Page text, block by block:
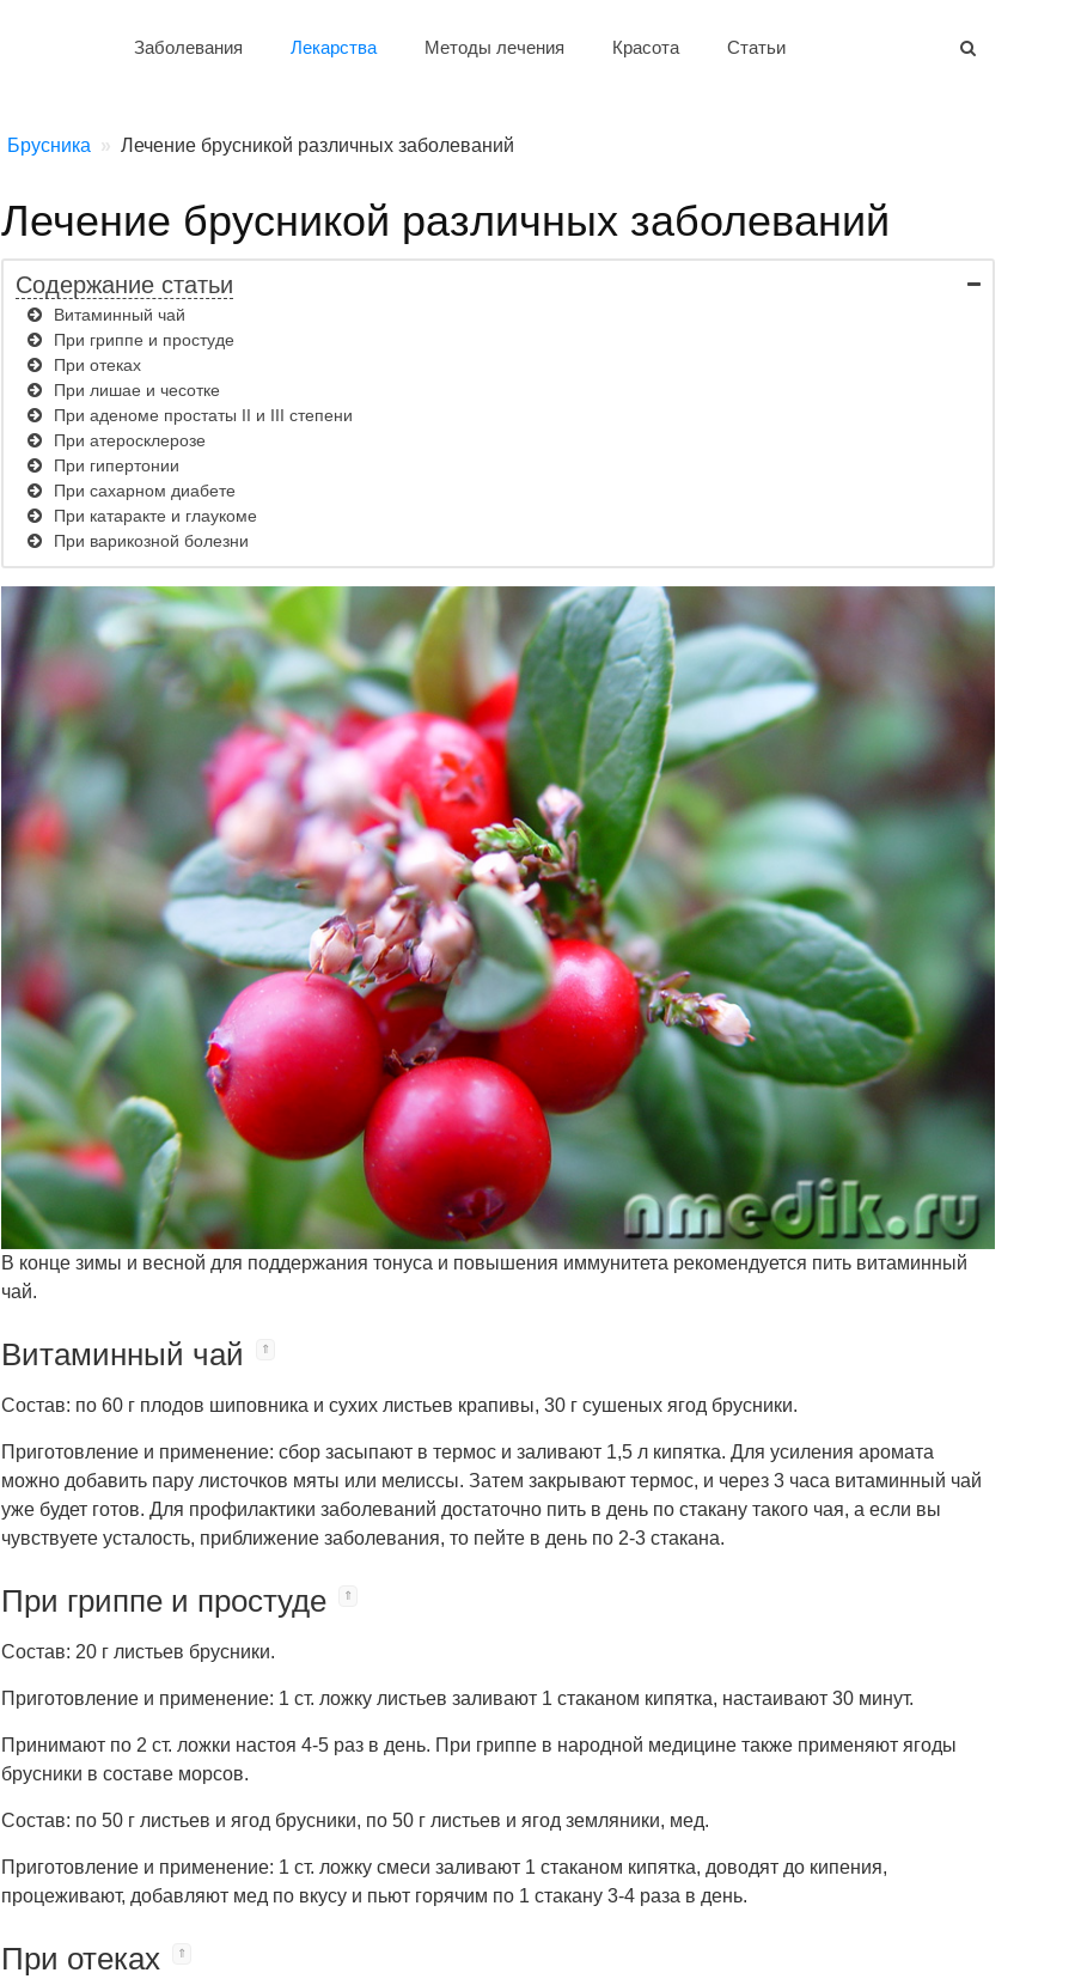
Заболевания Лекарства Методы лечения Красота Статьи
Брусника Лечение брусникой различных заболеваний
Лечение брусникой различных заболеваний
Содержание статьи
Витаминный чай
При гриппе и простуде
При отеках
При лишае и чесотке
При аденоме простаты II и III степени
При атеросклерозе
При гипертонии
При сахарном диабете
При катаракте и глаукоме
При варикозной болезни
В конце зимы и весной для поддержания тонуса и повышения иммунитета рекомендуется пить витаминный
чай.
Витаминный чай
Состав: по 60 г плодов шиповника и сухих листьев крапивы, 30 г сушеных ягод брусники.
Приготовление и применение: сбор засыпают в термос и заливают 1,5 л кипятка. Для усиления аромата
можно добавить пару листочков мяты или мелиссы. Затем закрывают термос, и через 3 часа витаминный чай
уже будет готов. Для профилактики заболеваний достаточно пить в день по стакану такого чая, а если вы
чувствуете усталость, приближение заболевания, то пейте в день по 2-3 стакана.
При гриппе и простуде
Состав: 20 г листьев брусники.
Приготовление и применение: 1 ст. ложку листьев заливают 1 стаканом кипятка, настаивают 30 минут.
Принимают по 2 ст. ложки настоя 4-5 раз в день. При гриппе в народной медицине также применяют ягоды
брусники в составе морсов.
Состав: по 50 г листьев и ягод брусники, по 50 г листьев и ягод земляники, мед.
Приготовление и применение: 1 ст. ложку смеси заливают 1 стаканом кипятка, доводят до кипения,
процеживают, добавляют мед по вкусу и пьют горячим по 1 стакану 3-4 раза в день.
При отеках